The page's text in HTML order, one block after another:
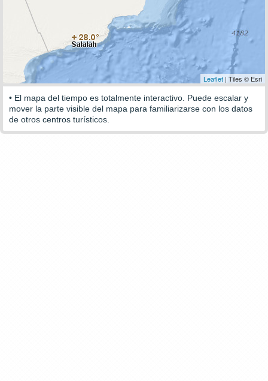
Leaflet | Tiles © Esri
• El mapa del tiempo es totalmente interactivo. Puede escalar y
mover la parte visible del mapa para familiarizarse con los datos
de otros centros turísticos.